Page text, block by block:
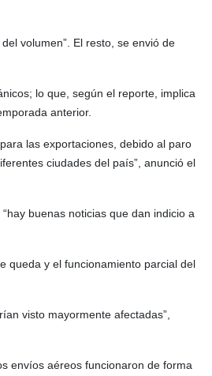
volumen”. El resto, se envió de
lo que, según el reporte, implica
anterior.
las exportaciones, debido al paro
ciudades del país”, anunció el
buenas noticias que dan indicio a
queda y el funcionamiento parcial del
visto mayormente afectadas”,
envíos aéreos funcionaron de forma